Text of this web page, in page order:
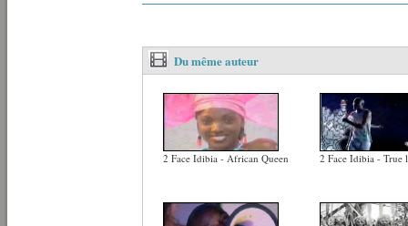
Du même auteur
2 Face Idibia - African Queen 2 Face Idibia - True